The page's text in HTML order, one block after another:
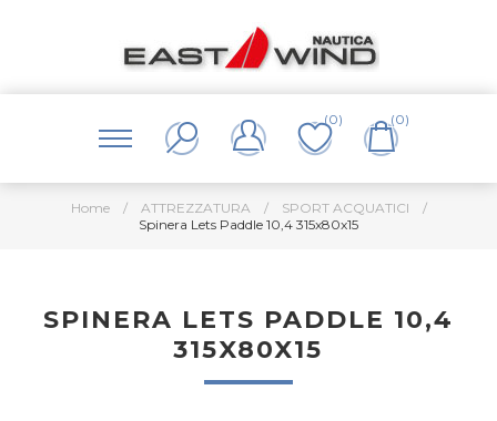
(0) (0)
Home / ATTREZZATURA / SPORT ACQUATICI
/
Spinera Lets Paddle 10,4 315x80x15
SPINERA LETS PADDLE 10,4
315X80X15